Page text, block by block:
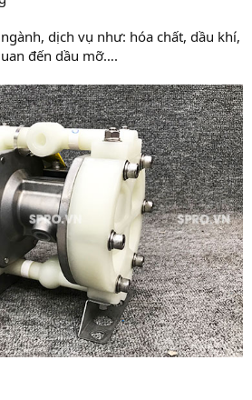
dịch vụ như: hóa chất, dầu khí,
đến dầu mỡ….